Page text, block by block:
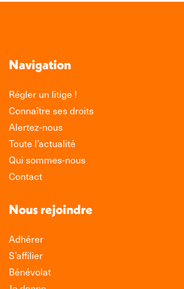
Navigation
Régler un litige !
Connaître ses droits
Alertez-nous
Toute l’actualité
Qui sommes-nous
Contact
Nous rejoindre
Adhérer
S’affilier
Bénévolat